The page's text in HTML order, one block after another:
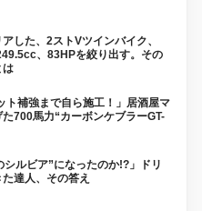
した、2ストVツインバイク、
、83HPを絞り出す。その
は
ト補強まで自ら施工！」居酒屋マ
700馬力“カーボンケブラーGT-
シルビア”になったのか!?」ドリ
達人、その答え